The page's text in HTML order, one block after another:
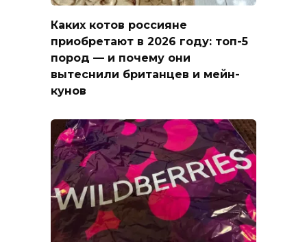
Каких котов россияне
приобретают в 2026 году: топ-5
пород — и почему они
вытеснили британцев и мейн-
кунов